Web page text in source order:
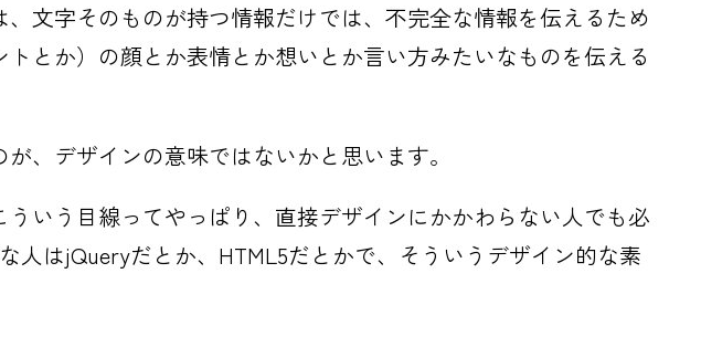
文字そのものが持つ情報だけでは、不完全な情報を伝えるため
とか）の顔とか表情とか想いとか言い方みたいなものを伝える
、デザインの意味ではないかと思います。
いう目線ってやっぱり、直接デザインにかかわらない人でも必
人はjQueryだとか、HTML5だとかで、そういうデザイン的な素